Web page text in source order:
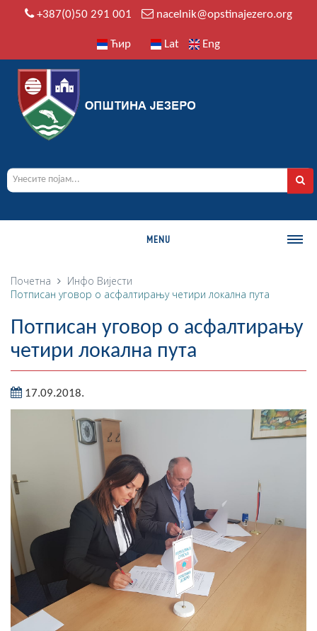
+387(0)50 291 001 nacelnik@opstinajezero.org
Ћир Lat Eng
MENU
О ОПШТИНИ
Историја
Географија
Насељена мјеста
Занимљивости
Фотогалерија
НАЧЕЛНИК
О Начелнику
Замјеник начелника
Извјештај о раду начелника
СКУПШТИНА
Статут Општине
Почетна Инфо Вијести
Потписан уговор о асфалтирању четири локална пута
Потписан уговор о асфалтирању
четири локална пута
17.09.2018.